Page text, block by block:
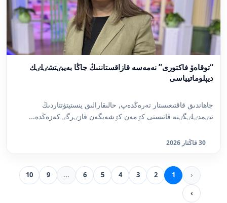
“توقاەۆ فاكتورى” نەمەسە قازاقستاننىڭ جاڭا بەيبٸتشٸلٸك
ديپلوماتيياسى
جاھاندىق قاقتىعىستار تەرەڭدەپ, حالىقارالىق ينستيتۋتتاردىڭ
تيٸمدٸلٸگٸنە قاتىستى كٷمەن كٷشەيگەن قازٸرگٸ كەزەڭدە...
30 قاڭتار 2026
‹
1
2
3
4
5
6
...
9
10
›